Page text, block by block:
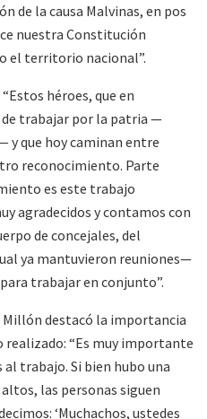
de la causa Malvinas, en pos
nuestra Constitución
el territorio nacional”.
héroes, que en
trabajar por la patria —
y que hoy caminan entre
reconocimiento. Parte
es este trabajo
agradecidos y contamos con
de concejales, del
ya mantuvieron reuniones—
trabajar en conjunto”.
Millón destacó la importancia
“Es muy importante
trabajo. Si bien hubo una
las personas siguen
‘Muchachos, ustedes